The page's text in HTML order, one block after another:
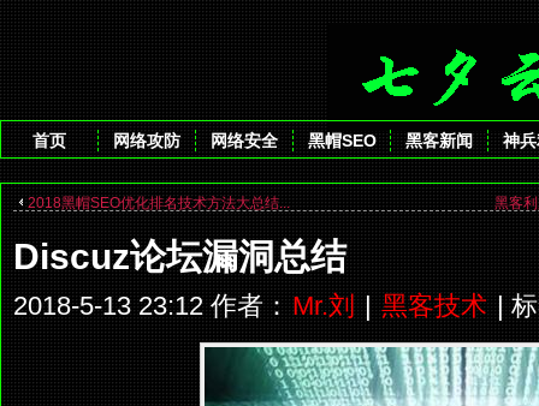
首页 网络攻防 网络安全 黑帽SEO 黑客新闻 神
2018黑帽SEO优化排名技术方法大总结... 黑客
Discuz论坛漏洞总结
2018-5-13 23:12 作者：Mr.刘|黑客技术|